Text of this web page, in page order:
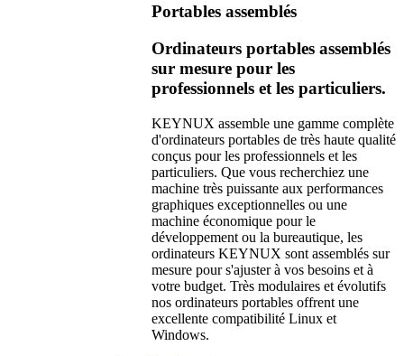
Portables assemblés
Ordinateurs portables assemblés
sur mesure pour les
professionnels et les particuliers.
KEYNUX assemble une gamme complète
d'ordinateurs portables de très haute qualité
conçus pour les professionnels et les
particuliers. Que vous recherchiez une
machine très puissante aux performances
graphiques exceptionnelles ou une
machine économique pour le
développement ou la bureautique, les
ordinateurs KEYNUX sont assemblés sur
mesure pour s'ajuster à vos besoins et à
votre budget. Très modulaires et évolutifs
nos ordinateurs portables offrent une
excellente compatibilité Linux et
Windows.